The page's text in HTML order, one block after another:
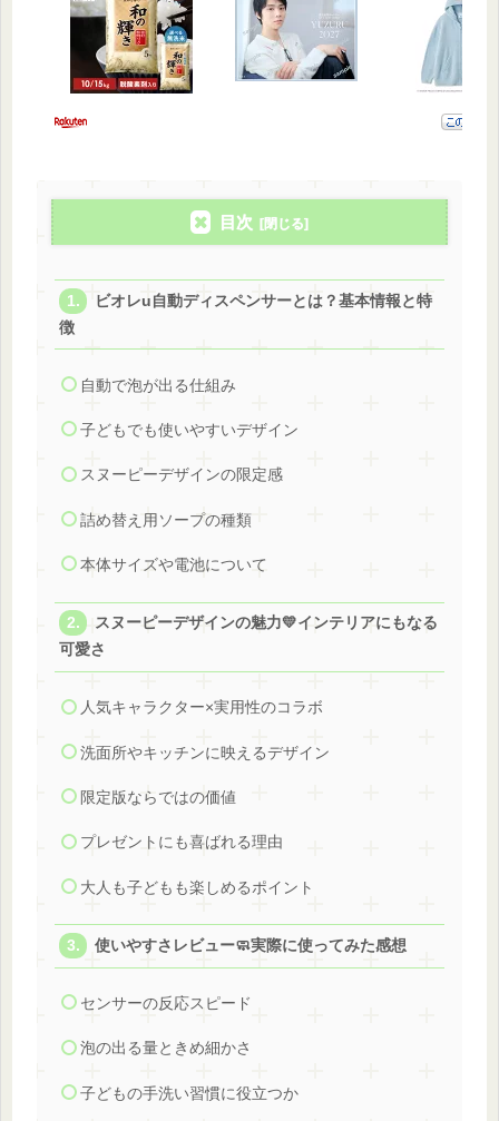
目次
ビオレu自動ディスペンサーとは？基本情報と特
徴
自動で泡が出る仕組み
子どもでも使いやすいデザイン
スヌーピーデザインの限定感
詰め替え用ソープの種類
本体サイズや電池について
スヌーピーデザインの魅力💛インテリアにもなる
可愛さ
人気キャラクター×実用性のコラボ
洗面所やキッチンに映えるデザイン
限定版ならではの価値
プレゼントにも喜ばれる理由
大人も子どもも楽しめるポイント
使いやすさレビュー🧼実際に使ってみた感想
センサーの反応スピード
泡の出る量ときめ細かさ
子どもの手洗い習慣に役立つか